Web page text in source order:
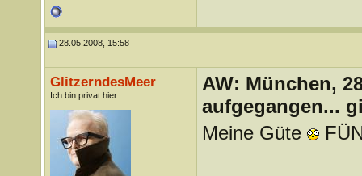
28.05.2008, 15:58
GlitzerndesMeer
Ich bin privat hier.
AW: München,
aufgegangen...
Meine Güte